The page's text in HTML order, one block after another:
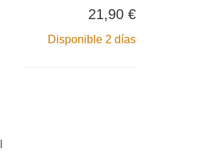
21,90 €
Disponible 2 días